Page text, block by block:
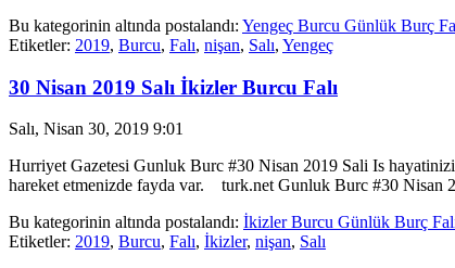
Bu kategorinin altında postalandı: Yengeç Burcu Günlük Burç
Etiketler: 2019, Burcu, Falı, nişan, Salı, Yengeç
30 Nisan 2019 Salı İkizler Burcu Falı
Salı, Nisan 30, 2019 9:01
Hurriyet Gazetesi Gunluk Burc #30 Nisan 2019 Sali Is
hareket etmenizde fayda var. turk.net Gunluk Burc #30 Nisan
Bu kategorinin altında postalandı: İkizler Burcu Günlük Burç
Etiketler: 2019, Burcu, Falı, İkizler, nişan, Salı